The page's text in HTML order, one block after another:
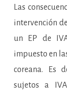
Las
intervención
un EP de
impuesto en
coreana. Es
sujetos a